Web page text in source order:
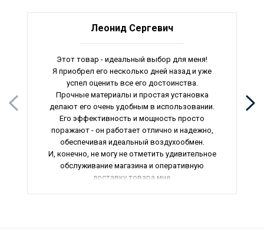
Леонид Сергевич
Этот товар - идеальный выбор для меня!
Я приобрел его несколько дней назад и уже
успел оценить все его достоинства.
Прочные материалы и простая установка
делают его очень удобным в использовании.
Его эффективность и мощность просто
поражают - он работает отлично и надежно,
обеспечивая идеальный воздухообмен.
И, конечно, не могу не отметить удивительное
обслуживание магазина и оперативную
доставку товара мне.